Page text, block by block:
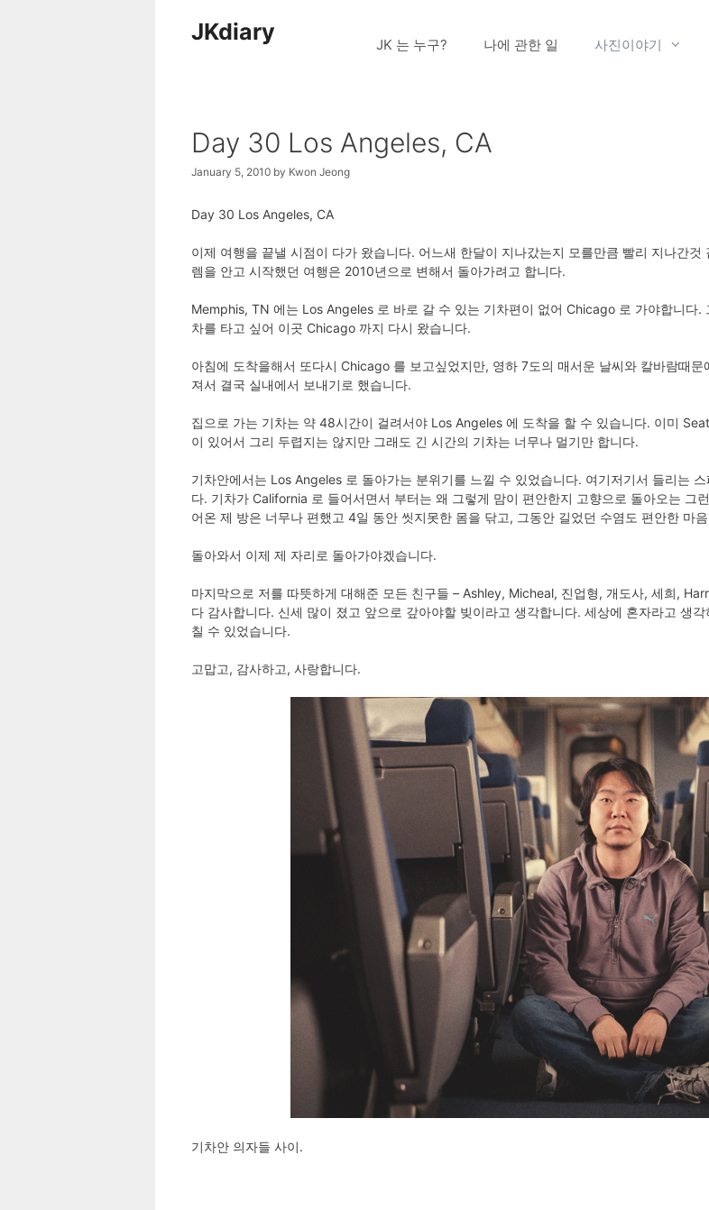
JKdiary JK 는 누구? 나에 관한 일 사진이야기
Day 30 Los Angeles, CA
January 5, 2010 by Kwon Jeong
Day 30 Los Angeles, CA
이제 여행을 끝낼 시점이 다가 왔습니다. 어느새 한달이 지나갔는지 모를만큼 빨리 지나간
렘을 안고 시작했던 여행은 2010년으로 변해서 돌아가려고 합니다.
Memphis, TN 에는 Los Angeles 로 바로 갈 수 있는 기차편이 없어 Chicago 로 가야합니다.
차를 타고 싶어 이곳 Chicago 까지 다시 왔습니다.
아침에 도착을해서 또다시 Chicago 를 보고싶었지만, 영하 7도의 매서운 날씨와 칼바람때
져서 결국 실내에서 보내기로 했습니다.
집으로 가는 기차는 약 48시간이 걸려서야 Los Angeles 에 도착을 할 수 있습니다. 이미
이 있어서 그리 두렵지는 않지만 그래도 긴 시간의 기차는 너무나 멀기만 합니다.
기차안에서는 Los Angeles 로 돌아가는 분위기를 느낄 수 있었습니다. 여기저기서 들리는
다. 기차가 California 로 들어서면서 부터는 왜 그렇게 맘이 편안한지 고향으로 돌아오는 그
어온 제 방은 너무나 편했고 4일 동안 씻지못한 몸을 닦고, 그동안 길었던 수염도 편안한 마
돌아와서 이제 제 자리로 돌아가야겠습니다.
마지막으로 저를 따뜻하게 대해준 모든 친구들 – Ashley, Micheal, 진업형, 개도사, 세희,
다 감사합니다. 신세 많이 졌고 앞으로 갚아야할 빚이라고 생각합니다. 세상에 혼자라고 생
칠 수 있었습니다.
고맙고, 감사하고, 사랑합니다.
기차안 의자들 사이.